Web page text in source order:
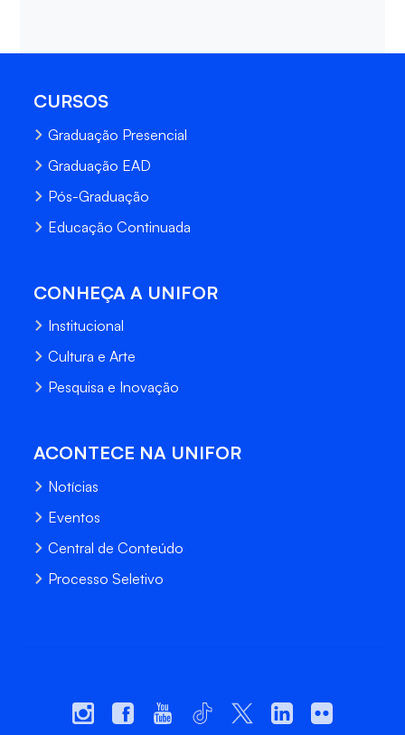
CURSOS
Graduação Presencial
Graduação EAD
Pós-Graduação
Educação Continuada
CONHEÇA A UNIFOR
Institucional
Cultura e Arte
Pesquisa e Inovação
ACONTECE NA UNIFOR
Notícias
Eventos
Central de Conteúdo
Processo Seletivo